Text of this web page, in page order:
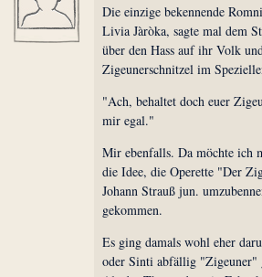
Die einzige bekennende
Livia Jàròka, sagte mal dem
über den Hass auf ihr Volk
Zigeunerschnitzel im
"Ach, behaltet doch euer
mir egal."
Mir ebenfalls. Da möchte ich
die Idee, die Operette "Der
Johann Strauß jun.
gekommen.
Es ging damals wohl eher
oder Sinti abfällig "Zigeuner"